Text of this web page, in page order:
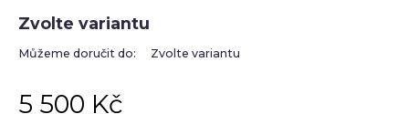
5 500 Kč
Zvolte variantu
Můžeme doručit do: Zvolte variantu